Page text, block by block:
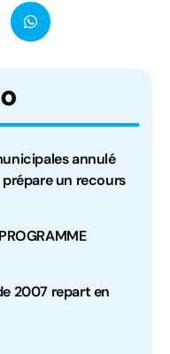
annulé
un recours
2007 repart en